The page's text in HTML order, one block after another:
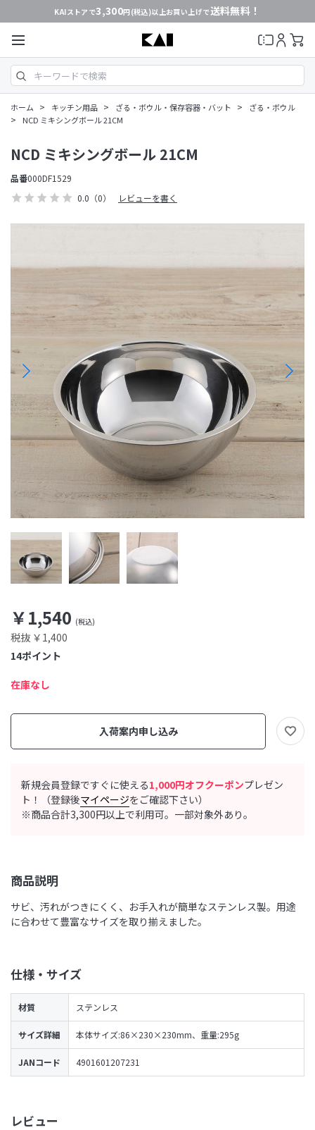
KAIストアで3,300円(税込)以上お買い上げで送料無料！
ホーム > キッチン用品 > ざる・ボウル・保存容器・バット > ざる・ボウル
> NCD ミキシングボール 21CM
レビュー
0.0 （0） レビューを書く
新規会員登録ですぐに使える1,000円オフクーポンプレゼン
ト！（登録後マイページをご確認下さい）
※商品合計3,300円以上で利用可。一部対象外あり。
商品説明
サビ、汚れがつきにくく、お手入れが簡単なステンレス製。用途
に合わせて豊富なサイズを取り揃えました。
仕様・サイズ
材質 ステンレス
サイズ詳細 本体サイズ:86×230×230mm、重量:295g
JANコード 4901601207231
NCD ミキシングボール 21CM
￥1,540
税抜 ￥1,400
品番000DF1529
ポイント
14
在庫なし
入荷案内申し込み